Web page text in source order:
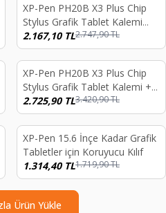
%21
XP-Pen PH20B X3 Plus Chip
Stylus Grafik Tablet Kalemi
Artist 10/12/13/16 2nd
Gen,Deco M/MW/L/LW, Artist
16 Pro.
2.167,10TL2.747,90TL
%20
XP-Pen PH20B X3 Plus Chip
Stylus Grafik Tablet Kalemi +
9 Adet Yedek Uç Artist
10/12/13/16 2nd Gen,Deco
M/MWL/LW, Artist 16 Pro.
2.725,90TL3.420,90TL
%24
XP-Pen 15.6 İnçe Kadar Grafik
Tabletler için Koruyucu Kılıf
1.314,40TL1.719,90TL
Ürün Yükle